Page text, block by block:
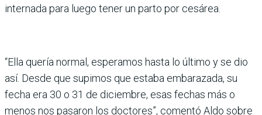
internada para luego tener un parto por cesárea.
“Ella quería normal, esperamos hasta lo último y se dio
así. Desde que supimos que estaba embarazada, su
fecha era 30 o 31 de diciembre, esas fechas más o
menos nos pasaron los doctores”, comentó Aldo sobre